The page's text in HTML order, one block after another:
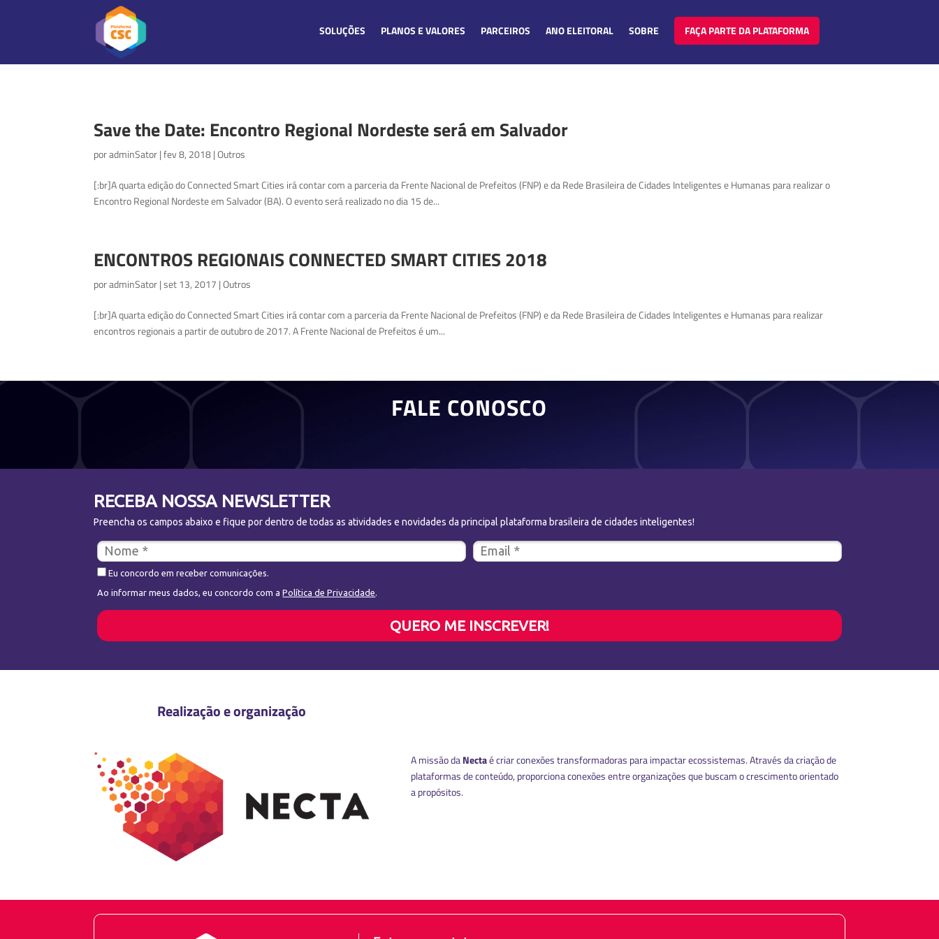
SOLUÇÕES PLANOS E VALORES PARCEIROS ANO ELEITORAL SOBRE FAÇA PARTE DA PLATAFORMA
Save the Date: Encontro Regional Nordeste será em Salvador
poradminSator|fev 8, 2018|Outros
[:br]A quarta edição do Connected Smart Cities irá contar com a parceria da Frente Nacional de Prefeitos (FNP) e da Rede Brasileira de Cidades Inteligentes e Humanas para realizar o
Encontro Regional Nordeste em Salvador (BA). O evento será realizado no dia 15 de...
ENCONTROS REGIONAIS CONNECTED SMART CITIES 2018
poradminSator|set 13, 2017 |Outros
[:br]A quarta edição do Connected Smart Cities irá contar com a parceria da Frente Nacional de Prefeitos (FNP) e da Rede Brasileira de Cidades Inteligentes e Humanas para realizar
encontros regionais a partir de outubro de 2017. A Frente Nacional de Prefeitos é um...
FALE CONOSCO
RECEBA NOSSA NEWSLETTER
Preencha os campos abaixo e fique por dentro de todas as atividades e novidades da principal plataforma brasileira de cidades inteligentes!
Eu concordo em receber comunicações.
Ao informar meus dados, eu concordo com aPolítica de Privacidade
QUERO ME INSCREVER!
Realização e organização
A missão daNectaé criar conexões transformadoras para impactar ecossistemas. Através da criação de
plataformas de conteúdo, proporciona conexões entre organizações que buscam o crescimento orientado
a propósitos.